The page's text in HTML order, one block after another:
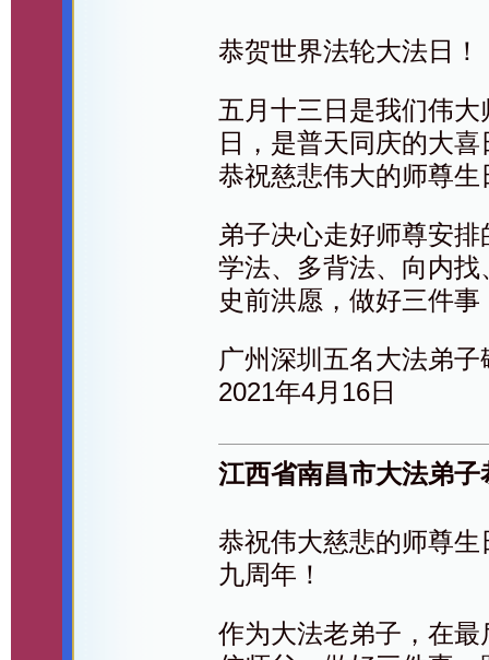
恭贺世界法轮大法日！
五月十三日是我们伟
日，是普天同庆的大
恭祝慈悲伟大的师尊
弟子决心走好师尊安
学法、多背法、向内
史前洪愿，做好三件
广州深圳五名大法弟子
2021年4月16日
江西省南昌市大法弟
恭祝伟大慈悲的师尊
九周年！
作为大法老弟子，在